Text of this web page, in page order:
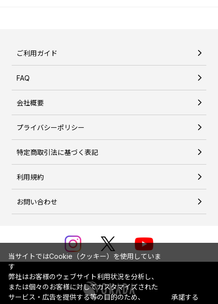
ご利用ガイド
FAQ
会社概要
プライバシーポリシー
特定商取引法に基づく表記
利用規約
お問い合わせ
当サイトではCookie（クッキー）を使用していま
す
弊社はお客様のウェブサイト利用状況を分析し、
または個々のお客様に対してカスタマイズされた
サービス・広告を提供する等の目的のため、
承諾する